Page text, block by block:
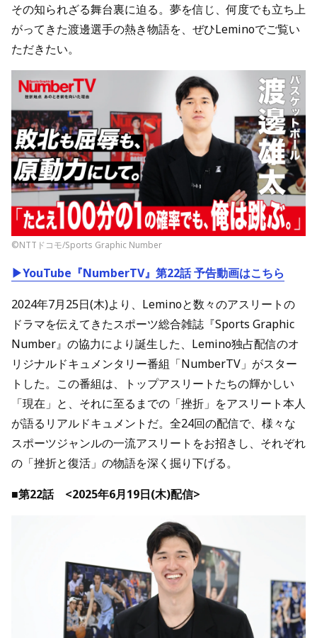
その知られざる舞台裏に迫る。夢を信じ、何度でも立ち上
がってきた渡邊選手の熱き物語を、ぜひLeminoでご覧い
ただきたい。
©NTTドコモ/Sports Graphic Number
▶YouTube『NumberTV』第22話 予告動画はこちら
2024年7月25日(木)より、Leminoと数々のアスリートの
ドラマを伝えてきたスポーツ総合雑誌『Sports Graphic
Number』の協力により誕生した、Lemino独占配信のオ
リジナルドキュメンタリー番組「NumberTV」がスター
トした。この番組は、トップアスリートたちの輝かしい
「現在」と、それに至るまでの「挫折」をアスリート本人
が語るリアルドキュメントだ。全24回の配信で、様々な
スポーツジャンルの一流アスリートをお招きし、それぞれ
の「挫折と復活」の物語を深く掘り下げる。
■第22話 <2025年6月19日(木)配信>